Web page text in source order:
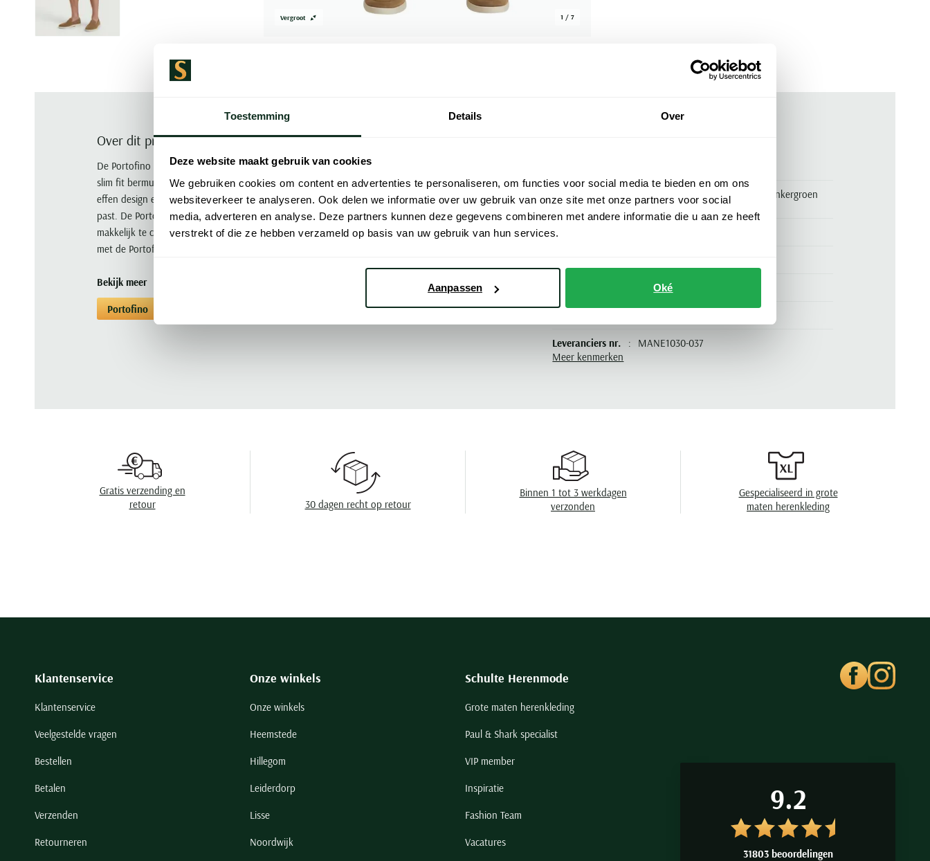
Toestemming Details Over
Deze website maakt gebruik van cookies
We gebruiken cookies om content en advertenties te personaliseren, om functies voor social media te bieden en om ons
websiteverkeer te analyseren. Ook delen we informatie over uw gebruik van onze site met onze partners voor social
media, adverteren en analyse. Deze partners kunnen deze gegevens combineren met andere informatie die u aan ze heeft
verstrekt of die ze hebben verzameld op basis van uw gebruik van hun services.
Aanpassen Oké
Vergroot 1 / 7
Over dit product
De Portofino Bermuda Mane Latina in levendig groen is een must-have voor de zomer. Deze
slim fit bermuda gemaakt van 100% katoen biedt een comfortabele en stijlvolle look. Het
effen design en het flatfront model zorgen voor een tijdloze uitstraling die bij elke gelegenheid
past. De Portofino Bermuda Mane Latina is niet alleen heerlijk om te dragen maar ook
makkelijk te combineren met andere kledingstukken. Kies voor kwaliteit en stijl deze zomer
met de Portofino Bermuda Mane Latina. Voeg deze bermuda nu toe aan je garderobe.
Bekijk meer
Portofino
Naam Katoenen Portofino bermuda donkergroen
Mane Latina slim fit
Merk
slim fit
Leveranciers nr. MANE1030-037
Omslag zonder omslag
Meer kenmerken
Gratis verzending en
retour
30 dagen recht op retour
Binnen 1 tot 3 werkdagen
verzonden
Gespecialiseerd in grote
maten herenkleding
Klantenservice
Klantenservice
Veelgestelde vragen
Bestellen
Betalen
Verzenden
Retourneren
Onze winkels
Onze winkels
Heemstede
Hillegom
Leiderdorp
Lisse
Noordwijk
Schulte Herenmode
Grote maten herenkleding
Paul & Shark specialist
VIP member
Inspiratie
Fashion Team
Vacatures
9.2
31803 beoordelingen